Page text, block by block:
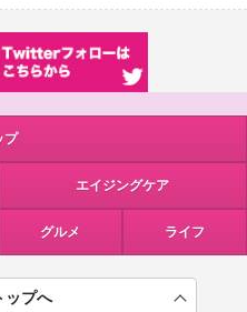
プ
エイジングケア
グルメ ライフ
ップへ